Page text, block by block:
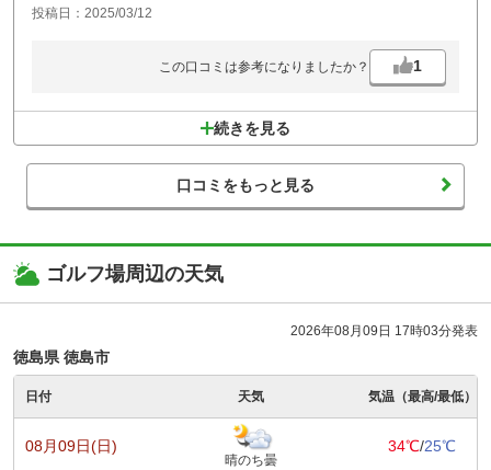
投稿日：2025/03/12
この口コミは参考になりましたか？ 1
続きを見る
口コミをもっと見る
ゴルフ場周辺の天気
2026年08月09日 17時03分発表
徳島県 徳島市
日付 天気 気温（最高/最低）
08月09日(日)
晴のち曇
34℃/25℃